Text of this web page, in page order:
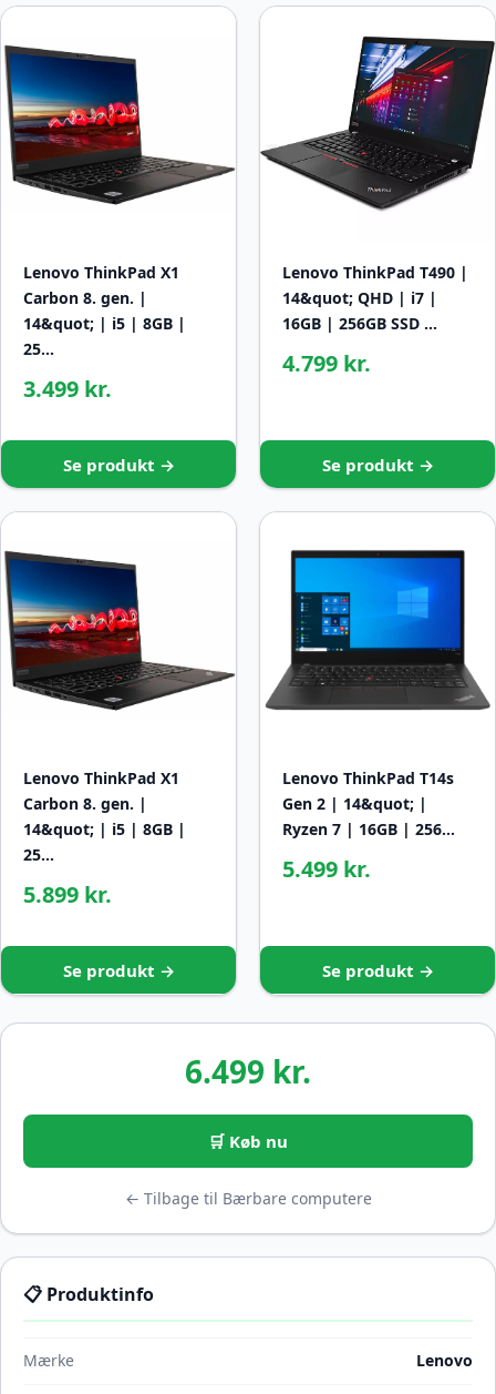
Lenovo ThinkPad X1
Carbon 8. gen. |
14&quot; | i5 | 8GB |
25…
3.499 kr.
Se produkt →
Lenovo ThinkPad T490 |
14&quot; QHD | i7 |
16GB | 256GB SSD …
4.799 kr.
Se produkt →
Lenovo ThinkPad X1
Carbon 8. gen. |
14&quot; | i5 | 8GB |
25…
5.899 kr.
Se produkt →
Lenovo ThinkPad T14s
Gen 2 | 14&quot; |
Ryzen 7 | 16GB | 256…
5.499 kr.
Se produkt →
6.499 kr.
🛒 Køb nu
← Tilbage til Bærbare computere
📋 Produktinfo
Mærke Lenovo